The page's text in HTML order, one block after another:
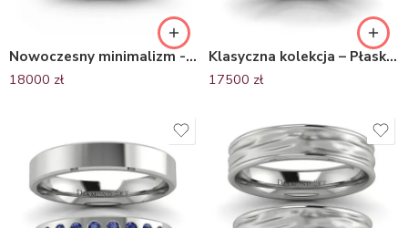
Nowoczesny minimalizm -Obrączki ślubne z palladu z brylantami
18000 zł
Klasyczna kolekcja – Płaskie obrączki ślubne z palladu z diamentami
17500 zł